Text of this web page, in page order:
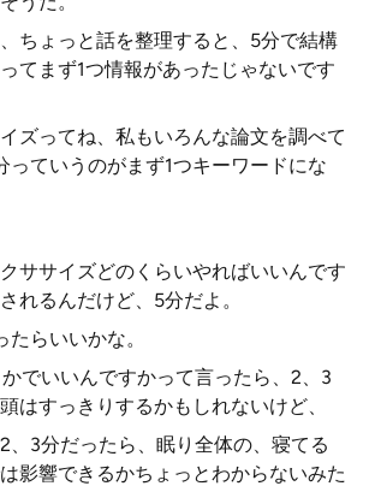
ちょっと話を整理すると、5分で結構
てまず1つ情報があったじゃないです
ズってね、私もいろんな論文を調べて
っていうのがまず1つキーワードにな
ササイズどのくらいやればいいんです
れるんだけど、5分だよ。
らいいかな。
でいいんですかって言ったら、2、3
はすっきりするかもしれないけど、
、3分だったら、眠り全体の、寝てる
影響できるかちょっとわからないみた